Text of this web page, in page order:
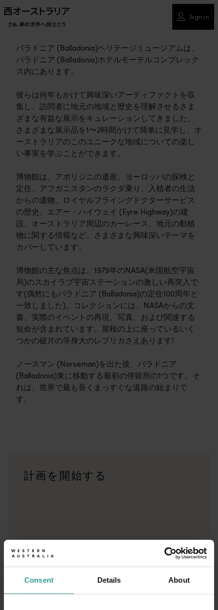
Consent Details About
Sign in
バラドニア (Balladonia)ヘリテージミュージアムは、
バラドニア (Balladonia)ホテルモーテルコンプレック
ス内にあります。
彼らは何年もかけて興味深いアーティファクトを収
集し、訪問者に地元の地域と歴史を理解させるさま
ざまな有益な展示をキュレーションしてきました。
さまざまな展示品を1〜2時間かけて簡単に見学し、オ
ーストラリアのこのユニークな地域についての楽し
い事実を学ぶことができます。
博物館は、アボリジニの遺産、ヨーロッパの探検と
定住、アフガニスタンのラクダ乗り、入植者の生活
からの遺物、ロイヤルフライングドクターサービス
の歴史、エアー・ハイウェイ (Eyre Highway)の建
設、オーストラリア周辺のカーレース、地元の動植
物に関する情報など、さまざまな興味深いテーマを
カバーしています。
博物館の主な焦点は、1979年のNASA(米国航空宇宙
局)のスカイラブ宇宙ステーションの激しい再突入で
す(偶然にもバラドニア (Balladonia)の定住100周年と
一致しました)。コレクションには、NASAからの文
書、実際のイベントの再現、写真、および関連する
短命が含まれています。屋根の上に座っているいく
つかの破片の等身大のレプリカさえあります!
ノースマン (Norseman)を出た後、バラドニア
(Balladonia)東に移動する最初の停留所の1つです。そ
れは、世界で最も長くまっすぐな道路の始まりで
す。
<p>あなたの旅のスタイルはどのようなものでしょうか？
計画を開始する